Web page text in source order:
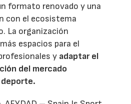
formato renovado y una
con el ecosistema
La organización
espacios para el
y adaptar el
del mercado